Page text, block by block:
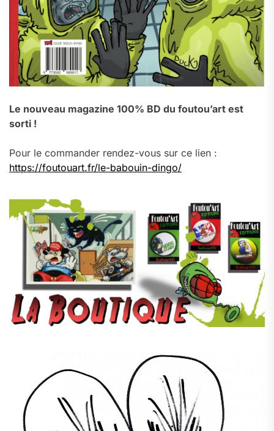
Le nouveau magazine 100% BD du foutou’art est
sorti !
Pour le commander rendez-vous sur ce lien :
https://foutouart.fr/le-babouin-dingo/